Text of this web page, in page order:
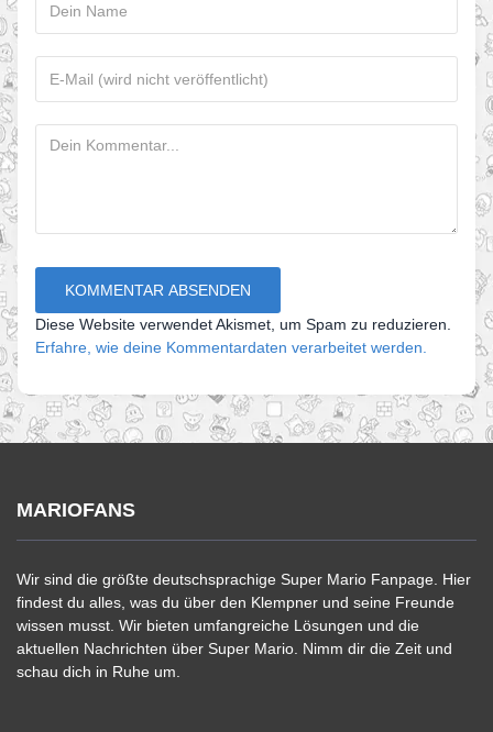
Diese Website verwendet Akismet, um Spam zu reduzieren.
Erfahre, wie deine Kommentardaten verarbeitet werden.
MARIOFANS
Wir sind die größte deutschsprachige Super Mario Fanpage. Hier
findest du alles, was du über den Klempner und seine Freunde
wissen musst. Wir bieten umfangreiche Lösungen und die
aktuellen Nachrichten über Super Mario. Nimm dir die Zeit und
schau dich in Ruhe um.